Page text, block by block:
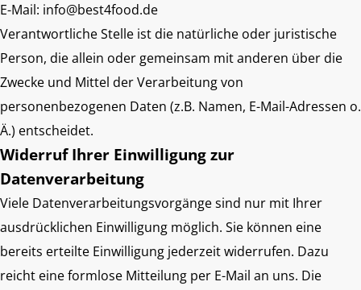
E-Mail: info@best4food.de
Verantwortliche Stelle ist die natürliche oder juristische
Person, die allein oder gemeinsam mit anderen über die
Zwecke und Mittel der Verarbeitung von
personenbezogenen Daten (z.B. Namen, E-Mail-Adressen o.
Ä.) entscheidet.
Widerruf Ihrer Einwilligung zur
Datenverarbeitung
Viele Datenverarbeitungsvorgänge sind nur mit Ihrer
ausdrücklichen Einwilligung möglich. Sie können eine
bereits erteilte Einwilligung jederzeit widerrufen. Dazu
reicht eine formlose Mitteilung per E-Mail an uns. Die